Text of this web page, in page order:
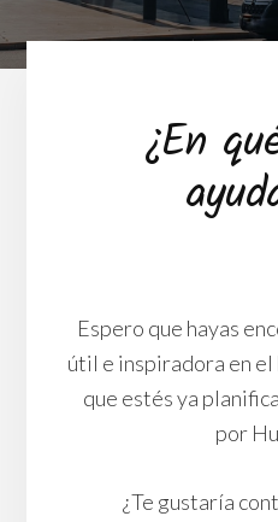
¿En
Espero que hayas
útil e inspiradora en
que estés ya
por
¿Te gustaría